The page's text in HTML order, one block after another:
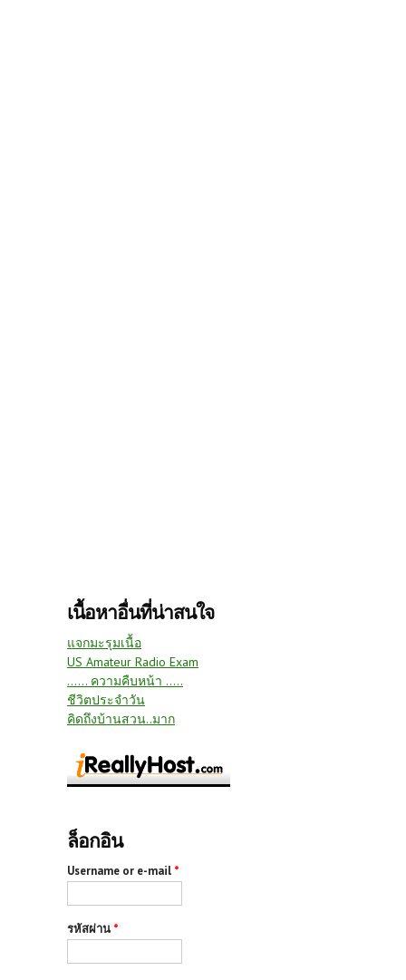
เนื้อหาอื่นที่น่าสนใจ
แจกมะรุมเนื้อ
US Amateur Radio Exam
...... ความคืบหน้า .....
ชีวิตประจำวัน
คิดถึงบ้านสวน..มาก
ล็อกอิน
Username or e-mail *
รหัสผ่าน *